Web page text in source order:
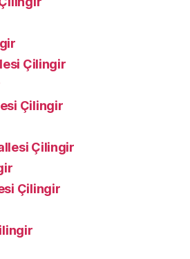
Çilingir
Çilingir
Çilingir
Çilingir